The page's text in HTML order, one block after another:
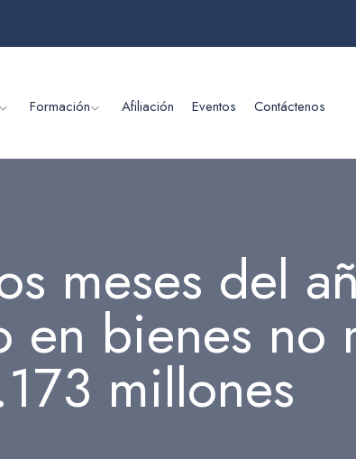
Formación Afiliación Eventos Contáctenos
meses del
en bienes no
millones